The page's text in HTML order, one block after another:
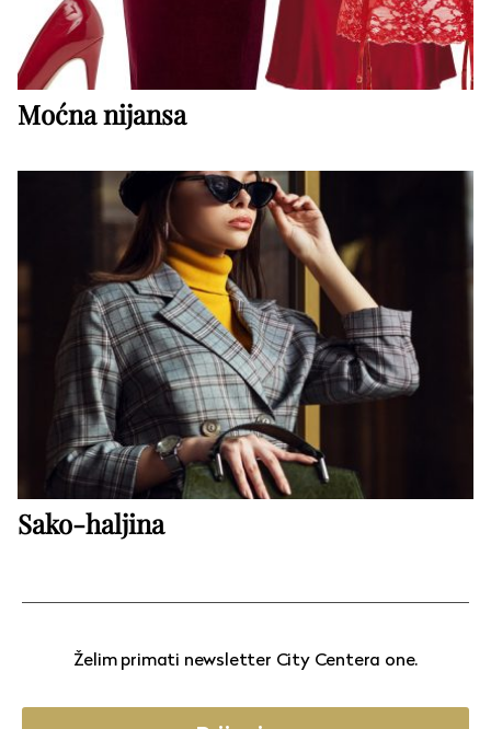
Moćna nijansa
Sako-haljina
Želim primati newsletter City Centera one.